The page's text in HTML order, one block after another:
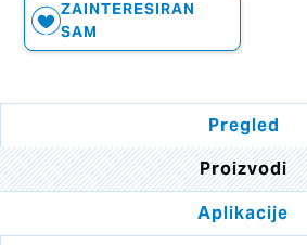
ZAINTERESIRAN
SAM
Pregled
Proizvodi
Aplikacije